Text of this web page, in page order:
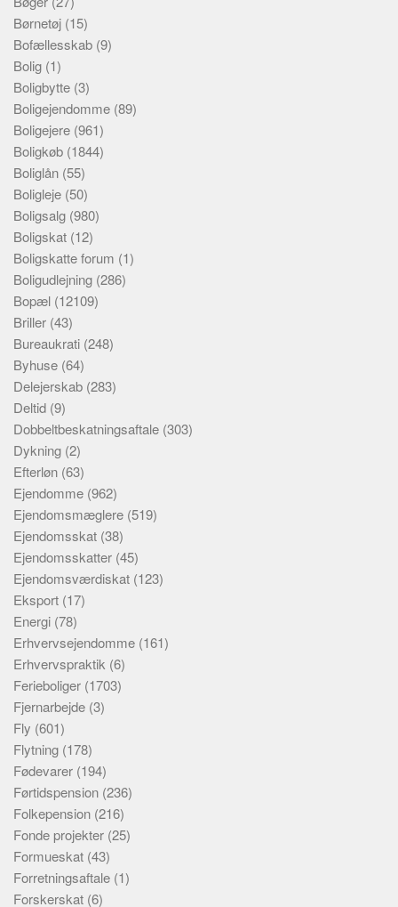
Børnetøj (15)
Bofællesskab (9)
Bolig (1)
Boligbytte (3)
Boligejendomme (89)
Boligejere (961)
Boligkøb (1844)
Boliglån (55)
Boligleje (50)
Boligsalg (980)
Boligskat (12)
Boligskatte forum (1)
Boligudlejning (286)
Bopæl (12109)
Briller (43)
Bureaukrati (248)
Byhuse (64)
Delejerskab (283)
Deltid (9)
Dobbeltbeskatningsaftale (303)
Dykning (2)
Efterløn (63)
Ejendomme (962)
Ejendomsmæglere (519)
Ejendomsskat (38)
Ejendomsskatter (45)
Ejendomsværdiskat (123)
Eksport (17)
Energi (78)
Erhvervsejendomme (161)
Erhvervspraktik (6)
Ferieboliger (1703)
Fjernarbejde (3)
Fly (601)
Flytning (178)
Fødevarer (194)
Førtidspension (236)
Folkepension (216)
Fonde projekter (25)
Formueskat (43)
Forretningsaftale (1)
Forskerskat (6)